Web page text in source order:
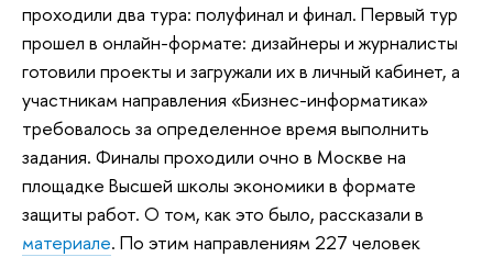
проходили два тура: полуфинал и финал. Первый тур
прошел в онлайн-формате: дизайнеры и журналисты
готовили проекты и загружали их в личный кабинет, а
участникам направления «Бизнес-информатика»
требовалось за определенное время выполнить
задания. Финалы проходили очно в Москве на
площадке Высшей школы экономики в формате
защиты работ. О том, как это было, рассказали в
материале. По этим направлениям 227 человек